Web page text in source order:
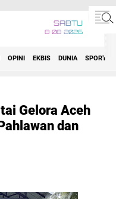
SABTU
8•08•2026
OPINI EKBIS DUNIA SPORT
Gelora Aceh
dan